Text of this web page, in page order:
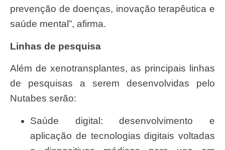
prevenção de doenças, inovação terapêutica e
saúde mental”, afirma.
Linhas de pesquisa
Além de xenotransplantes, as principais linhas
de pesquisas a serem desenvolvidas pelo
Nutabes serão:
Saúde digital: desenvolvimento e
aplicação de tecnologias digitais voltadas